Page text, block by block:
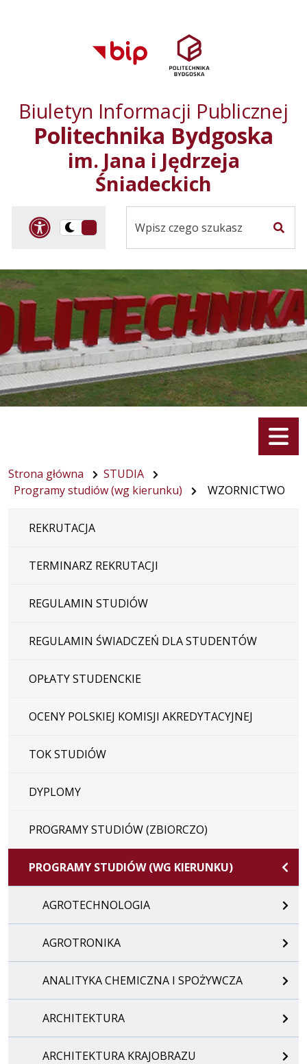
głównego menu
serwisu
Biuletyn Informacji Publicznej
Politechnika Bydgoska
im. Jana i Jędrzeja
Śniadeckich
Panel dostosowania
Przelącz
kontrastowa
Menu
Strona główna
STUDIA
Programy studiów (wg kierunku)
WZORNICTWO
REKRUTACJA
TERMINARZ REKRUTACJI
REGULAMIN STUDIÓW
REGULAMIN ŚWIADCZEŃ DLA STUDENTÓW
OPŁATY STUDENCKIE
OCENY POLSKIEJ KOMISJI AKREDYTACYJNEJ
TOK STUDIÓW
DYPLOMY
PROGRAMY STUDIÓW (ZBIORCZO)
PROGRAMY STUDIÓW (WG KIERUNKU)
AGROTECHNOLOGIA
AGROTRONIKA
ANALITYKA CHEMICZNA I SPOŻYWCZA
ARCHITEKTURA
ARCHITEKTURA KRAJOBRAZU